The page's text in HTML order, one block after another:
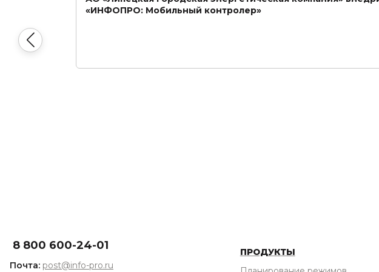
«ИНФОПРО: Мобильный контролер»
8 800 600-24-01
Почта: post@info-pro.ru
ПРОДУКТЫ